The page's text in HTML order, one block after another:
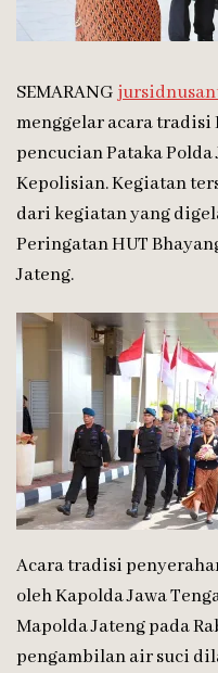
SEMARANG
menggelar acara
pencucian Pataka
Kepolisian. Kegiatan
dari kegiatan yang
Peringatan HUT
Jateng.
Acara tradisi
oleh Kapolda Jawa
Mapolda Jateng pada
pengambilan air suci